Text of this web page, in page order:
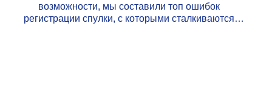
возможности, мы составили топ ошибок
регистрации спулки, с которыми сталкиваются